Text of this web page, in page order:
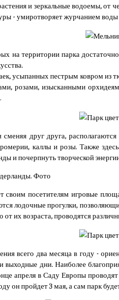
и зеркальные водоемы, от
- умиротворяет журчанием
на территории парка
усыпанных пестрым ковром из
розами, изысканными
друг друга,
каллы и розы. Также
и почерпнуть творческой
своим посетителям игровые
лодочные прогулки,
от их возраста, проводятся
всего два месяца в году -
выходные дни. Наиболее
апреля в Саду Европы
он пройдет 3 мая, а сам парк